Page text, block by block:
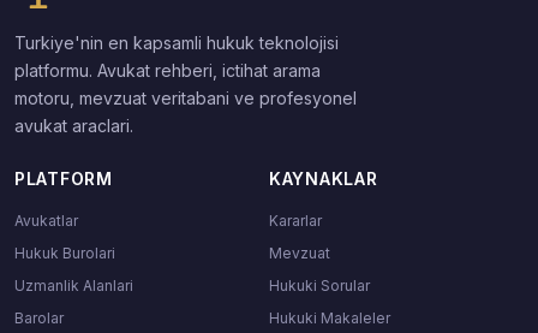
Turkiye'nin en kapsamli hukuk teknolojisi
platformu. Avukat rehberi, ictihat arama
motoru, mevzuat veritabani ve profesyonel
avukat araclari.
PLATFORM
Avukatlar
Hukuk Burolari
Uzmanlik Alanlari
Barolar
KAYNAKLAR
Kararlar
Mevzuat
Hukuki Sorular
Hukuki Makaleler